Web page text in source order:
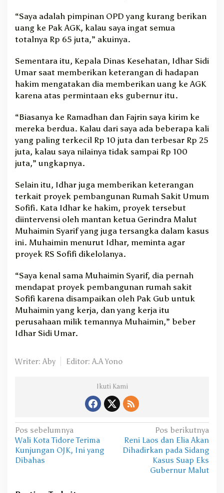
“Saya adalah pimpinan OPD yang kurang berikan
uang ke Pak AGK, kalau saya ingat semua
totalnya Rp 65 juta,” akuinya.
Sementara itu, Kepala Dinas Kesehatan, Idhar Sidi
Umar saat memberikan keterangan di hadapan
hakim mengatakan dia memberikan uang ke AGK
karena atas permintaan eks gubernur itu.
“Biasanya ke Ramadhan dan Fajrin saya kirim ke
mereka berdua. Kalau dari saya ada beberapa kali
yang paling terkecil Rp 10 juta dan terbesar Rp 25
juta, kalau saya nilainya tidak sampai Rp 100
juta,” ungkapnya.
Selain itu, Idhar juga memberikan keterangan
terkait proyek pembangunan Rumah Sakit Umum
Sofifi. Kata Idhar ke hakim, proyek tersebut
diintervensi oleh mantan ketua Gerindra Malut
Muhaimin Syarif yang juga tersangka dalam kasus
ini. Muhaimin menurut Idhar, meminta agar
proyek RS Sofifi dikelolanya.
“Saya kenal sama Muhaimin Syarif, dia pernah
mendapat proyek pembangunan rumah sakit
Sofifi karena disampaikan oleh Pak Gub untuk
Muhaimin yang kerja, dan yang kerja itu
perusahaan milik temannya Muhaimin,” beber
Idhar Sidi Umar.
Writer: Aby Editor: A.A Yono
Ikuti Kami
N
a
v
Pos sebelumnya
Wali Kota Tidore Terima
Kunjungan OJK, Ini yang
Dibahas
Pos berikutnya
Reni Laos dan Elia Akan
Dihadirkan pada Sidang
Kasus Suap Eks
Gubernur Malut